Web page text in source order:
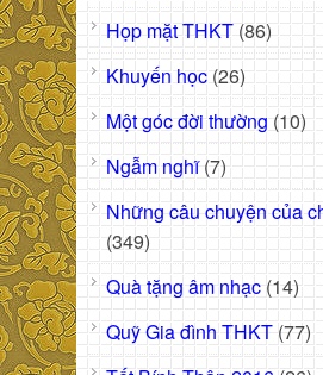
Họp mặt THKT (86)
Khuyến học (26)
Một góc đời thường (10)
Ngẫm nghĩ(7)
Những câu chuyện của
(349)
Quà tặng âm nhạc (14)
Quỹ Gia đình THKT (77)